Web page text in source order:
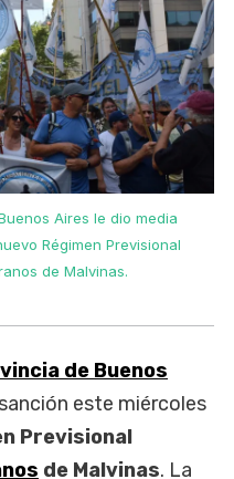
Aires le dio media
Régimen Previsional
de Malvinas.
de Buenos
este miércoles
Previsional
de Malvinas. La